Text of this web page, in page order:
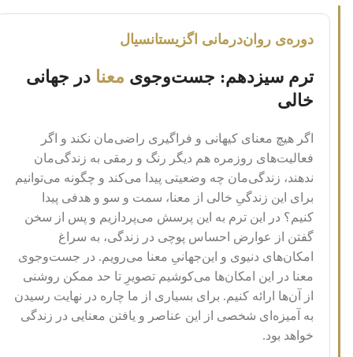
دوره‌ی روان‌درمانی اگزیستانسیال
ترم سیزدهم: جست‌وجوی معنا در جهانی
خالی
اگر هیچ معنای کیهانی و فراگیری راضی‌مان نکند و اگر
فعالیت‌های روزمره هم دیگر رنگ و رمقی به زندگی‌مان
ندهند، زندگی‌مان چه وضعیتی پیدا می‌کند و چگونه می‌توانیم
برای این زندگیِ خالی از معنا، سمت و سو و هدفی پیدا
کنیم؟ در این ترم به این پرسش می‌پردازیم و پس از سخن
گفتن از عوارض احساس پوچی در زندگی، به سراغ
امکان‌های دنیوی و این‌جهانیِ معنا می‌رویم. در جست‌وجوی
معنا در این امکان‌ها می‌کوشیم تصویرِ تا حد ممکن روشنی
از آن‌ها ارائه کنیم. برای بسیاری از ما چاره در نهایت رسیدن
به آمیزه‌ای شخصی از این عناصر و یافتن معنایی در زندگی
خواهد بود.